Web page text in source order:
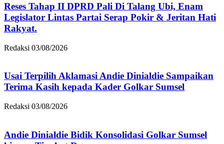
Reses Tahap II DPRD Pali Di Talang Ubi, Enam
Legislator Lintas Partai Serap Pokir & Jeritan Hati
Rakyat.
Redaksi 03/08/2026
Usai Terpilih Aklamasi Andie Dinialdie Sampaikan
Terima Kasih kepada Kader Golkar Sumsel
Redaksi 03/08/2026
Andie Dinialdie Bidik Konsolidasi Golkar Sumsel